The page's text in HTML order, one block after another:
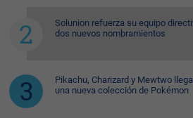
Solunion refuerza su equipo
dos nuevos nombramientos
Pikachu, Charizard y Mewtwo
una nueva colección de Pokémon